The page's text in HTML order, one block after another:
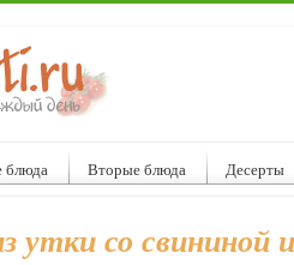
блюда Вторые блюда Десерты
утки со свининой